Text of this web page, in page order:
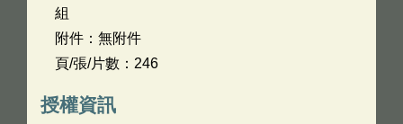
組
附件：無附件
頁/張/片數：246
授權資訊